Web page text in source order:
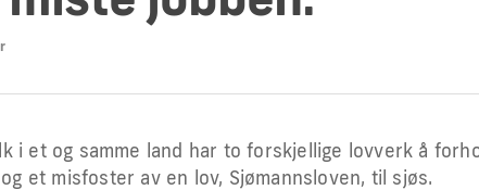
i et og samme land har to forskjellige lovverk å
et misfoster av en lov, Sjømannsloven, til sjøs.